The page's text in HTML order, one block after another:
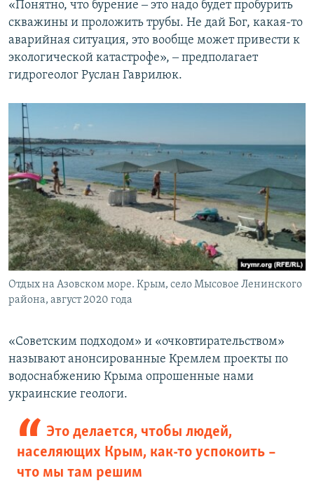
«Понятно, что бурение ‒ это надо будет пробурить
скважины и проложить трубы. Не дай Бог, какая-то
аварийная ситуация, это вообще может привести к
экологической катастрофе», ‒ предполагает
гидрогеолог Руслан Гаврилюк.
Отдых на Азовском море. Крым, село Мысовое Ленинского
района, август 2020 года
«Советским подходом» и «очковтирательством»
называют анонсированные Кремлем проекты по
водоснабжению Крыма опрошенные нами
украинские геологи.
Это делается, чтобы людей,
населяющих Крым, как-то успокоить –
что мы там решим